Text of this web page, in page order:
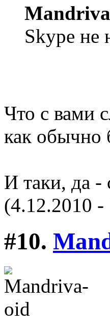
Skype не
Что с вами
как обычно
И таки, да -
(4.12.2010 -
#10.